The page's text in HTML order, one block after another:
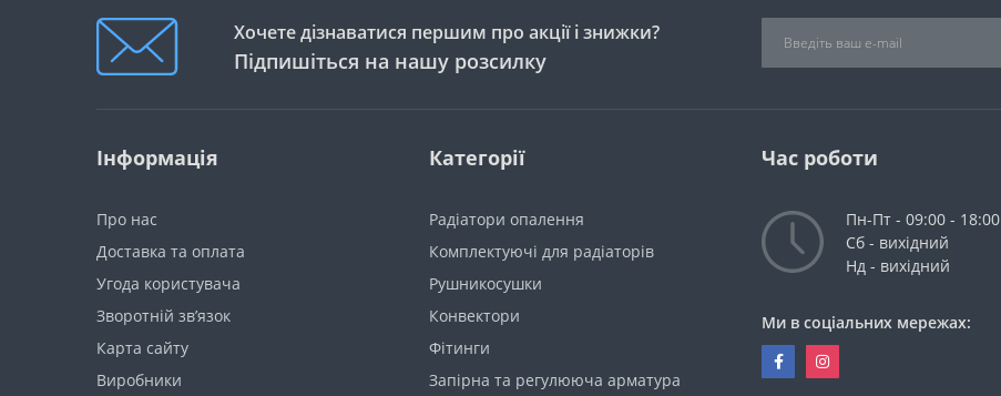
Хочете дізнаватися першим про акції і знижки?
Підпишіться на нашу розсилку
Інформація
Про нас
Доставка та оплата
Угода користувача
Зворотній зв’язок
Карта сайту
Виробники
Категорії
Радіатори опалення
Комплектуючі для радіаторів
Рушникосушки
Конвектори
Фітинги
Запірна та регулююча арматура
Час роботи
Пн-Пт - 09:00 - 18:00
Сб - вихідний
Нд - вихідний
Ми в соціальних мережах: